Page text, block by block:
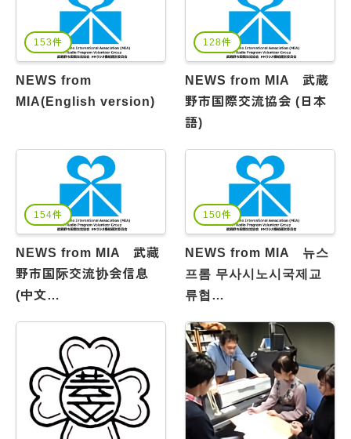
153件
NEWS from
MIA(English version)
128件
NEWS from MIA 武蔵
野市国際交流協会 (日本
語)
154件
NEWS from MIA 武藏
野市国际交流协会信息
(中文…
150件
NEWS from MIA 뉴스
프롬 무사시노시국제교
류협…